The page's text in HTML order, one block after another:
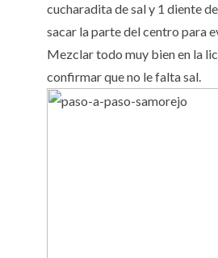
cucharadita de sal y 1 diente
sacar la parte del centro para
Mezclar todo muy bien en la
confirmar que no le falta sal.